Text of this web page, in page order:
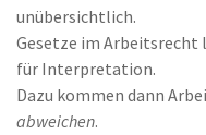
unübersichtlich.
Gesetze im Arbeitsrecht
für Interpretation.
Dazu kommen dann
abweichen.